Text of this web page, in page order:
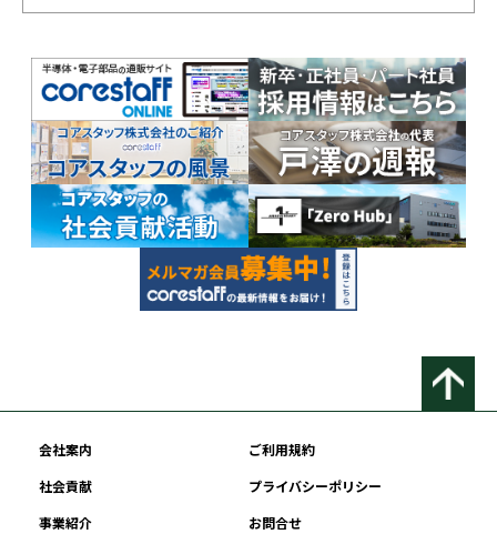
会社案内
ご利用規約
社会貢献
プライバシーポリシー
事業紹介
お問合せ